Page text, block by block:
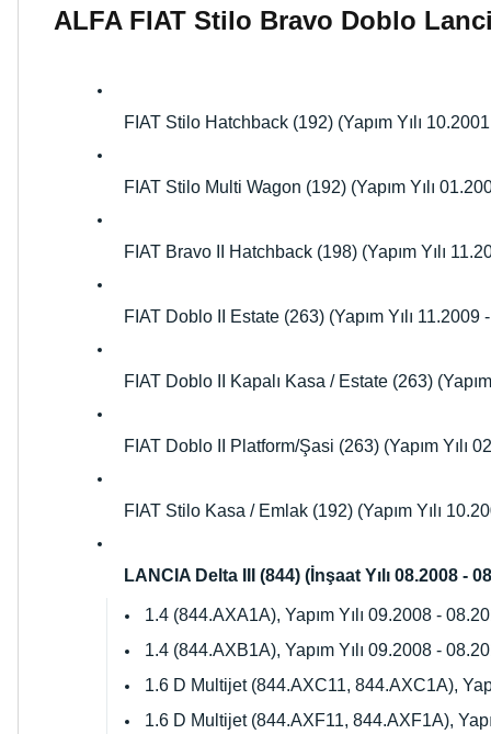
ALFA FIAT Stilo Bravo Doblo
FIAT Stilo Hatchback (192) (Yapım Yılı
FIAT Stilo Multi Wagon (192) (Yapım Yılı
FIAT Bravo II Hatchback (198) (Yapım Yılı
FIAT Doblo II Estate (263) (Yapım Yılı 11.2009
FIAT Doblo II Kapalı Kasa / Estate (263)
FIAT Doblo II Platform/Şasi (263) (Yapım Yılı
FIAT Stilo Kasa / Emlak (192) (Yapım Yılı
LANCIA Delta III (844) (İnşaat Yılı 08.2008 -
1.4 (844.AXA1A), Yapım Yılı 09.2008 -
1.4 (844.AXB1A), Yapım Yılı 09.2008 -
1.6 D Multijet (844.AXC11, 844.AXC1A),
1.6 D Multijet (844.AXF11, 844.AXF1A),